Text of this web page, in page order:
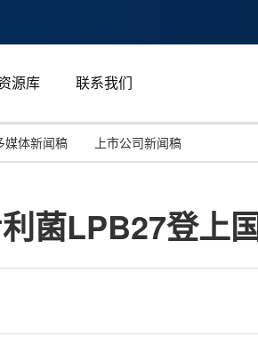
源库 联系我们
投资并购
能源化工与环保
马来西亚
媒体新闻稿 上市公司新闻稿
菌LPB27登上